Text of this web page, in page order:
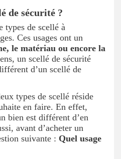
de sécurité ?
types de scellé à
Ces usages ont un
le matériau ou encore la
un scellé de sécurité
d’un scellé de
types de scellé réside
en faire. En effet,
bien est différent d’en
avant d’acheter un
suivante : Quel usage